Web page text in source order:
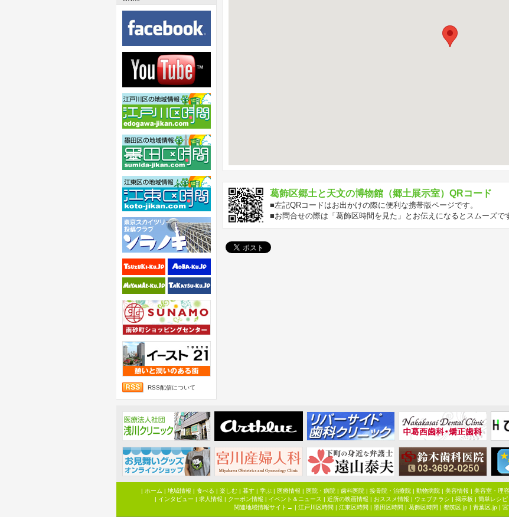
RSS配信について
葛飾区郷土と天文の博物館（郷土展示室）QRコード
■左記QRコードはお出かけの際に便利な携帯版ページです。
■お問合せの際は「葛飾区時間を見た」とお伝えになるとスムーズで
| ホーム | 地域情報 | 食べる | 楽しむ| 暮す| 学ぶ| 医療情報 | 医院・病院| 歯科医院| 接骨院・治療院| 動物病院| 美容情報 | 美容室・理
| インタビュー | 求人情報 | クーポン情報 | イベント＆ニュース | 近所の映画情報 | おススメ情報 | ウェブチラシ | 掲示板 | 簡単レシピ
関連地域情報サイト→ | 江戸川区時間 | 江東区時間 | 墨田区時間 | 葛飾区時間 | 都筑区.jp | 青葉区.jp |